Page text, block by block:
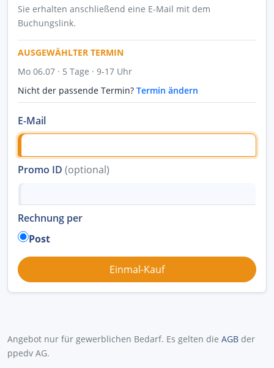
Sie erhalten anschließend eine E-Mail mit dem
Buchungslink.
AUSGEWÄHLTER TERMIN
Mo 06.07 · 5 Tage · 9-17 Uhr
Nicht der passende Termin? Termin ändern
E-Mail
Promo ID (optional)
Rechnung per
Post
Angebot nur für gewerblichen Bedarf. Es gelten die AGB der
ppedv AG.